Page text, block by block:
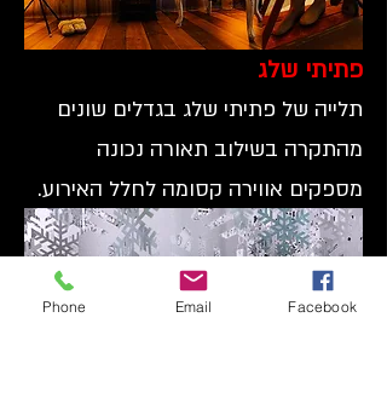
פתיתי שלג
תלייה של פתיתי שלג בגדלים שונים
מהתקרה בשילוב תאורה נכונה
מספקים אווירה קסומה לחלל האירוע.
Phone Email Facebook